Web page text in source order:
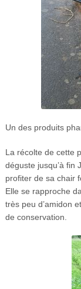
Un des produits
La récolte de cette
déguste jusqu’à fin
profiter de sa chair
Elle se rapproche
très peu d’amidon
de conservation.